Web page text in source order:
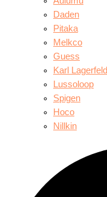
Daden
Pitaka
Melkco
Guess
Karl Lagerfeld
Lussoloop
Spigen
Hoco
Nillkin